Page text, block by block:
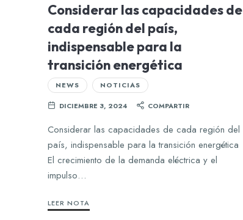
Considerar las capacidades de
cada región del país,
indispensable para la
transición energética
NEWS NOTICIAS
DICIEMBRE 3, 2024 COMPARTIR
Considerar las capacidades de cada región del
país, indispensable para la transición energética
El crecimiento de la demanda eléctrica y el
impulso…
LEER NOTA